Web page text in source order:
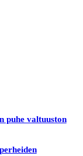
puhe valtuuston